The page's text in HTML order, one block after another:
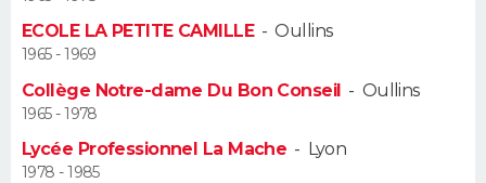
Alimentation
Guide de la santé
Maladies
Médicaments
Sommeil
VOYAGE
Destinations
City break
Voyage nature
Voyage de noces
Forum
Climat
+
PHOTO
GUIDES D'ACHAT
ECOLE LA PETITE CAMILLE-Oullins
1965 - 1969
Collège Notre-dame Du Bon Conseil - Oullins
1965 - 1978
Lycée Professionnel La Mache - Lyon
1978 - 1985